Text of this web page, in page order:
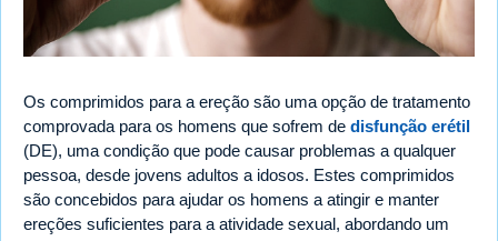
Os comprimidos para a ereção são uma opção de tratamento
comprovada para os homens que sofrem de disfunção erétil
(DE), uma condição que pode causar problemas a qualquer
pessoa, desde jovens adultos a idosos. Estes comprimidos
são concebidos para ajudar os homens a atingir e manter
ereções suficientes para a atividade sexual, abordando um